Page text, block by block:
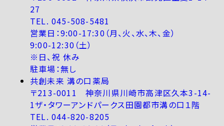
27
TEL. 045-508-5481
営業日：9:00-17:30（月、火、水、木、金）
9:00-12:30（土）
※日、祝 休み
駐車場：無し
共創未来 溝の口薬局
〒213-0011 神奈川県川崎市高津区久本3-14-
1ザ・タワーアンドパークス田園都市溝の口１階
TEL. 044-820-8205